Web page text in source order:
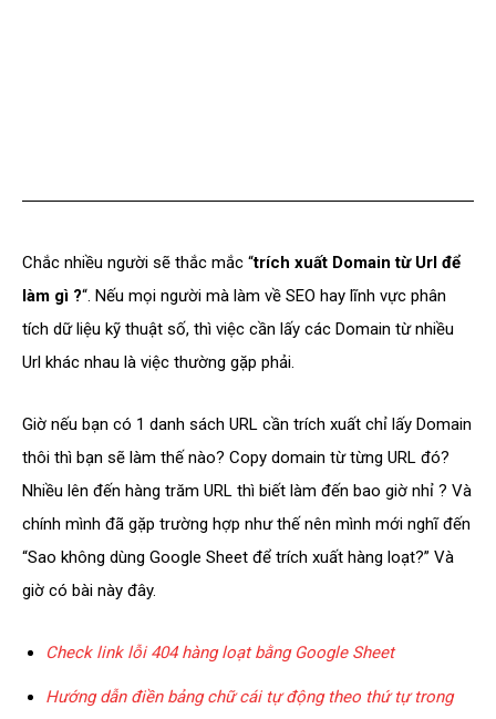
Chắc nhiều người sẽ thắc mắc “trích xuất Domain từ Url để
làm gì ?“. Nếu mọi người mà làm về SEO hay lĩnh vực phân
tích dữ liệu kỹ thuật số, thì việc cần lấy các Domain từ nhiều
Url khác nhau là việc thường gặp phải.
Giờ nếu bạn có 1 danh sách URL cần trích xuất chỉ lấy Domain
thôi thì bạn sẽ làm thế nào? Copy domain từ từng URL đó?
Nhiều lên đến hàng trăm URL thì biết làm đến bao giờ nhỉ ? Và
chính mình đã gặp trường hợp như thế nên mình mới nghĩ đến
“Sao không dùng Google Sheet để trích xuất hàng loạt?” Và
giờ có bài này đây.
Check link lỗi 404 hàng loạt bằng Google Sheet
Hướng dẫn điền bảng chữ cái tự động theo thứ tự trong